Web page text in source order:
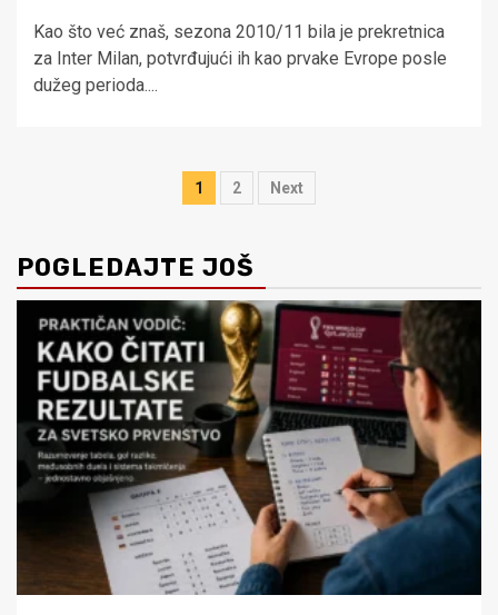
Kao što već znaš, sezona 2010/11 bila je prekretnica
za Inter Milan, potvrđujući ih kao prvake Evrope posle
dužeg perioda....
Posts
1 2 Next
POGLEDAJTE JOŠ